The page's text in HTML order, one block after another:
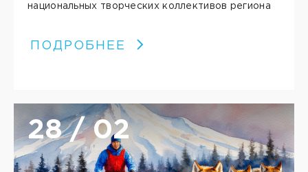
национальных творческих коллективов региона
ПОДРОБНЕЕ
28 / 02